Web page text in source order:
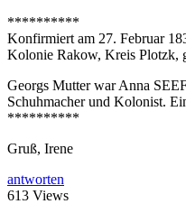
**********
Konfirmiert am 27. Februar
Kolonie Rakow, Kreis Plotzk,
Georgs Mutter war Anna
Schuhmacher und Kolonist.
**********
Gruß, Irene
antworten
613 Views